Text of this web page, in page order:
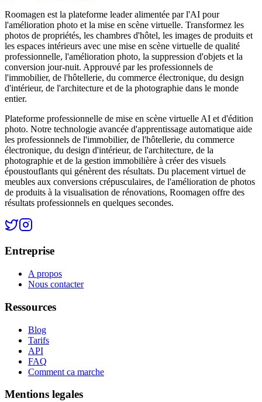
Roomagen est la plateforme leader alimentée par l'AI pour
l'amélioration photo et la mise en scène virtuelle. Transformez les
photos de propriétés, les chambres d'hôtel, les images de produits et
les espaces intérieurs avec une mise en scène virtuelle de qualité
professionnelle, l'amélioration photo, la suppression d'objets et la
conversion jour-nuit. Approuvé par les professionnels de
l'immobilier, de l'hôtellerie, du commerce électronique, du design
d'intérieur, de l'architecture et de la photographie dans le monde
entier.
Plateforme professionnelle de mise en scène virtuelle AI et d'édition
photo. Notre technologie avancée d'apprentissage automatique aide
les professionnels de l'immobilier, de l'hôtellerie, du commerce
électronique, du design d'intérieur, de l'architecture, de la
photographie et de la gestion immobilière à créer des visuels
époustouflants qui génèrent des résultats. Du placement virtuel de
meubles aux conversions crépusculaires, de l'amélioration de photos
de produits à la visualisation de rénovations, Roomagen offre des
résultats professionnels en quelques secondes.
Entreprise
A propos
Nous contacter
Ressources
Blog
Tarifs
API
FAQ
Comment ca marche
Mentions legales